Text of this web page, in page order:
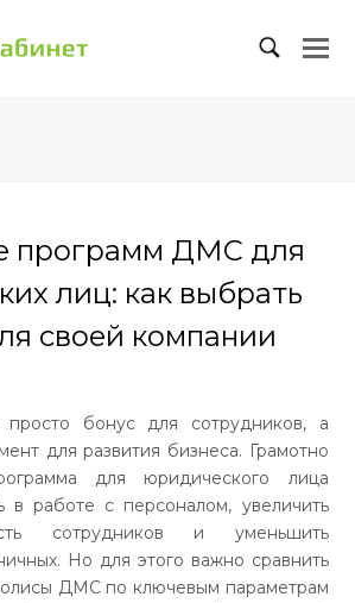
программ ДМС для
лиц: как выбрать
своей компании
бонус для сотрудников, а
для развития бизнеса. Грамотно
для юридического лица
в работе с персоналом, увеличить
сотрудников и уменьшить
Но для этого важно сравнить
ДМС по ключевым параметрам